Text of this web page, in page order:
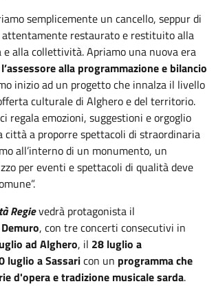
semplicemente un cancello, seppur di
attentamente restaurato e restituito alla
alla collettività. Apriamo una nuova era
alla programmazione e bilancio
inizio ad un progetto che innalza il livello
culturale di Alghero e del territorio.
regala emozioni, suggestioni e orgoglio
città a proporre spettacoli di straordinaria
all’interno di un monumento, un
per eventi e spettacoli di qualità deve
Regievedrà protagonista il
, con tre concerti consecutivi in
ad Alghero, il 28 luglio a
luglio a Sassaricon un programma che
d'opera e tradizione musicale sarda.